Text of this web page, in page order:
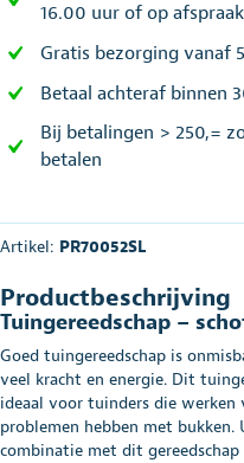
16.00 uur of op afspraak
Gratis bezorging vanaf
Betaal achteraf binnen
Bij betalingen > 250,=
betalen
Artikel: PR70052SL
Productbeschrijving
Tuingereedschap –
Goed tuingereedschap is
veel kracht en energie. Dit
ideaal voor tuinders die
problemen hebben met
combinatie met dit